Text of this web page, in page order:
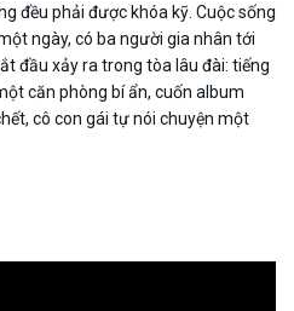
đều phải được khóa kỹ. Cuộc sống
ngày, có ba người gia nhân tới
đầu xảy ra trong tòa lâu đài: tiếng
căn phòng bí ẩn, cuốn album
cô con gái tự nói chuyện một